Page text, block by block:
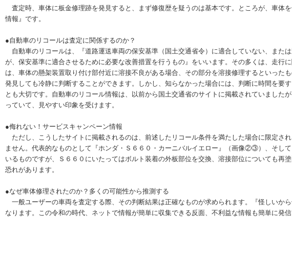
査定時、車体に板金修理跡を発見すると、まず修復歴を疑うのは基本です。ところが、車体
情報』です。
●自動車のリコールは査定に関係するのか？
自動車のリコールは、『道路運送車両の保安基準（国土交通省令）に適合していない、また
が、保安基準に適合させるために必要な改善措置を行うもの』をいいます。その多くは、走
は、車体の懸架装置取り付け部付近に溶接不良がある場合、その部分を溶接修理するといっ
発見しても冷静に判断することができます。しかし、知らなかった場合には、判断に時間を
とも大切です。自動車のリコール情報は、以前から国土交通省のサイトに掲載されていまし
っていて、見やすい印象を受けます。
●侮れない！サービスキャンペーン情報
ただし、こうしたサイトに掲載されるのは、前述したリコール条件を満たした場合に限定さ
ません。代表的なものとして『ホンダ・Ｓ６６０・カーニバルイエロー』（画像②③）、そ
いるものですが、Ｓ６６０にいたってはボルト装着の外板部位を交換、溶接部位についても
恐れがあります。
●なぜ車体修理されたのか？多くの可能性から推測する
一般ユーザーの車両を査定する際、その判断結果は正確なものが求められます。『怪しいか
なります。この令和の時代、ネットで情報が簡単に収集できる反面、不利益な情報も簡単に発